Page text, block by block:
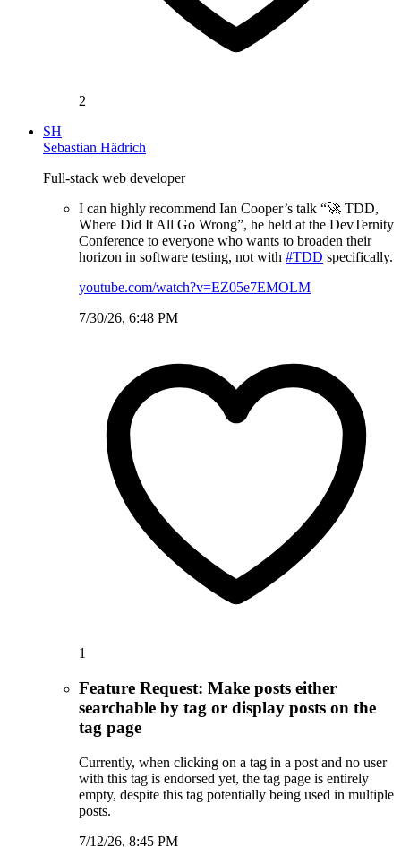
2
SH
Sebastian Hädrich
Full-stack web developer
I can highly recommend Ian Cooper’s talk “🚀 TDD,
Where Did It All Go Wrong”, he held at the DevTernity
Conference to everyone who wants to broaden their
horizon in software testing, not with #TDD specifically.
youtube.com/watch?v=EZ05e7EMOLM
7/30/26, 6:48 PM
1
Feature Request: Make posts either
searchable by tag or display posts on the
tag page
Currently, when clicking on a tag in a post and no user
with this tag is endorsed yet, the tag page is entirely
empty, despite this tag potentially being used in multiple
posts.
7/12/26, 8:45 PM